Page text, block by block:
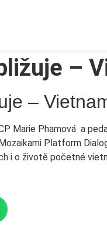
–
–
Marie Phamová a
Platform
i o životě početné